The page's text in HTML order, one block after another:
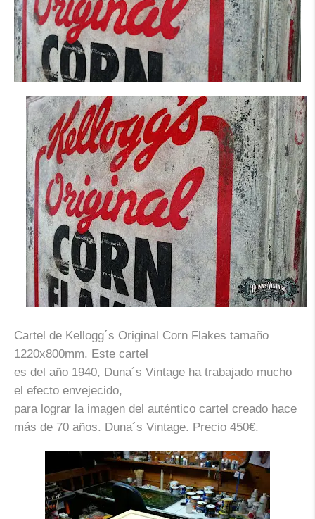
Cartel de Kellogg´s Original Corn Flakes tamaño
1220x800mm. Este cartel
es del año 1940, Duna´s Vintage ha trabajado mucho
el efecto envejecido,
para lograr la imagen del auténtico cartel creado hace
más de 70 años. Duna´s Vintage. Precio 450€.